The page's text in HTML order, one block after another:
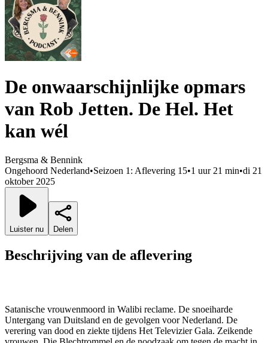
De onwaarschijnlijke opmars
van Rob Jetten. De Hel. Het
kan wél
Bergsma & Bennink
Ongehoord Nederland•Seizoen 1: Aflevering 15•1 uur 21 min•di 21
oktober 2025
Luister nu Delen
Beschrijving van de aflevering
Satanische vrouwenmoord in Walibi reclame. De snoeiharde
Untergang van Duitsland en de gevolgen voor Nederland. De
verering van dood en ziekte tijdens Het Televizier Gala. Zeikende